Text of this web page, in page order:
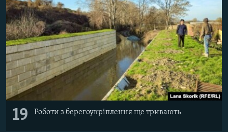
19 Роботи з берегоукріплення ще тривають